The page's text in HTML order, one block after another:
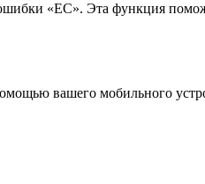
ошибки «EС». Эта функция
вашего мобильного